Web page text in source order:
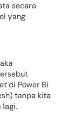
secara
yang
di Power Bi
tanpa kita
lagi.